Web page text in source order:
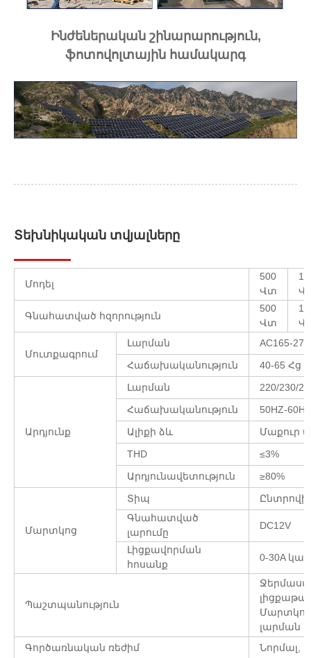
Ինժեներական շինարարություն,
ֆոտովոլտային համակարգ
Տեխնիկական տվյալները
Մոդել
500
Վտ
Գնահատված հզորություն
500
Վտ
Մուտքագրում
Լարման
AC165-
Հաճախականություն
40-65 Հց
Արդյունք
Լարման
220/230/
Հաճախականություն
50HZ-
Ալիքի ձև
Մաքուր
THD
≤3%
Արդյունավետություն
≥80%
Մարտկոց
Տիպ
Ընտրովի
Գնահատված
լարումը
DC12V
Լիցքավորման
հոսանք
0-30A
Պաշտպանություն
լարման
Գործառնական ռեժիմ
Նորմալ,